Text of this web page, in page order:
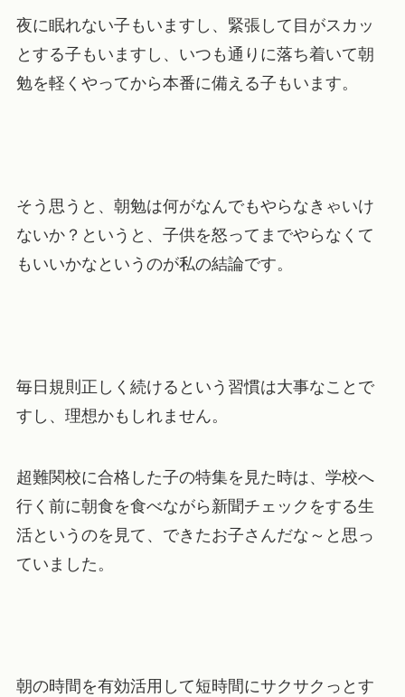
夜に眠れない子もいますし、緊張して目がスカッ
とする子もいますし、いつも通りに落ち着いて朝
勉を軽くやってから本番に備える子もいます。
そう思うと、 朝勉は何がなんでもやらなきゃいけ
ないか？ というと、子供を怒ってまでやらなくて
もいいかなというのが私の結論です。
毎日規則正しく続けるという習慣は大事なことで
すし、理想かもしれません。
超難関校に合格した子の特集を見た時は、学校へ
行く前に朝食を食べながら新聞チェックをする生
活というのを見て、できたお子さんだな～と思っ
ていました。
朝の時間を有効活用して短時間にサクサクっとす